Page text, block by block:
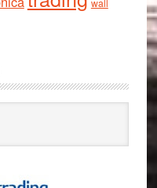
wall